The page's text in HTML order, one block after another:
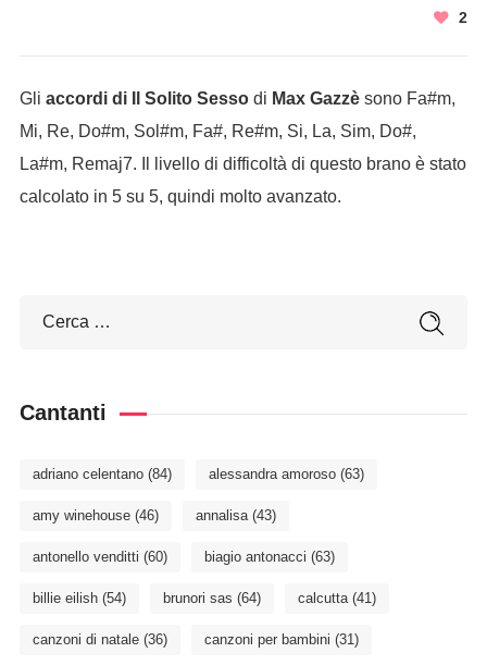
2
Gli accordi di Il Solito Sessodi Max Gazzèsono Fa#m,
Mi, Re, Do#m, Sol#m, Fa#, Re#m, Si, La, Sim, Do#,
La#m, Remaj7. Il livello di difficoltà di questo brano è stato
calcolato in 5 su 5, quindi molto avanzato.
Cantanti
adriano celentano(84) alessandra amoroso(63)
amy winehouse(46) annalisa(43)
antonello venditti (60) biagio antonacci (63)
billie eilish(54) brunori sas (64) calcutta(41)
canzoni di natale(36) canzoni per bambini (31)